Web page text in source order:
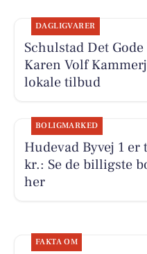
DAGLIGVARER
Schulstad Det
Karen Volf
lokale tilbud
BOLIGMARKED
Hudevad Byvej 1
kr.: Se de billigste
her
FAKTA OM